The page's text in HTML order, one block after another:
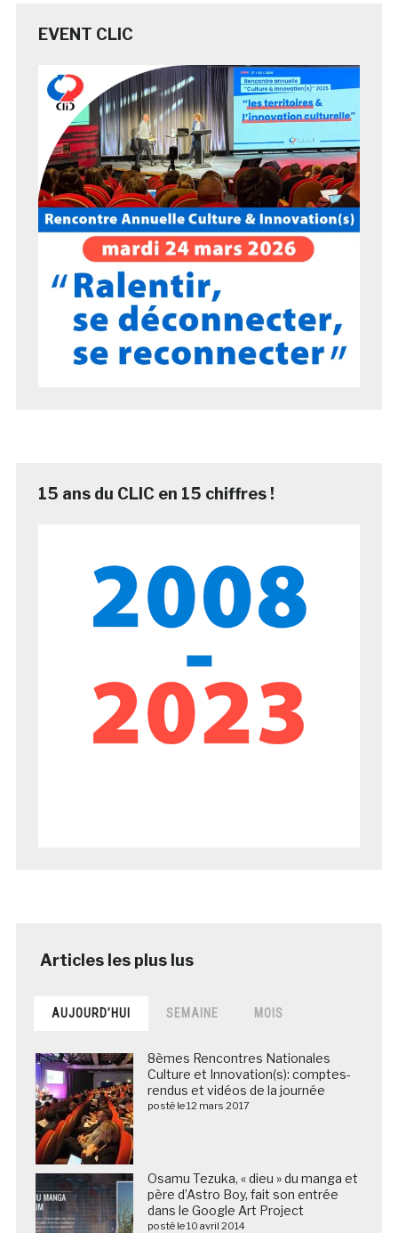
EVENT CLIC
15 ans du CLIC en 15 chiffres !
AUJOURD’HUI SEMAINE MOIS
8èmes Rencontres Nationales
Culture et Innovation(s): comptes-
rendus et vidéos de la journée
posté le 12 mars 2017
Osamu Tezuka, « dieu » du manga et
père d’Astro Boy, fait son entrée
dans le Google Art Project
posté le 10 avril 2014